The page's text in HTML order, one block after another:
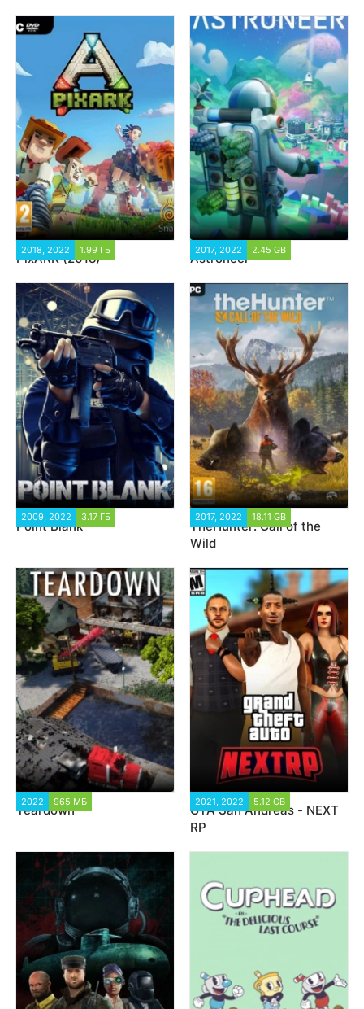
2018, 2022 1.99 ГБ
PixARK (2018)
2017, 2022 2.45 GB
Astroneer
2009, 2022 3.17 ГБ
Point Blank
2017, 2022 18.11 GB
TheHunter: Call of the
Wild
2022 965 МБ
Teardown
2021, 2022 5.12 GB
GTA San Andreas - NEXT
RP